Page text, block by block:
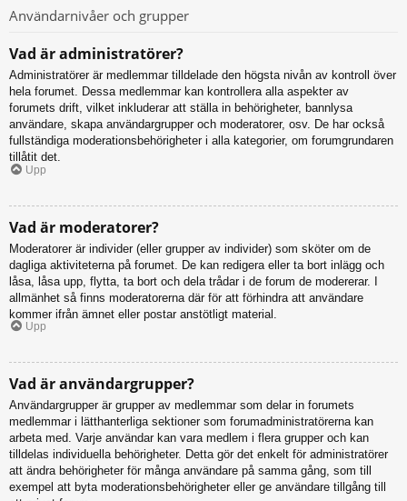
Användarnivåer och grupper
Vad är administratörer?
Administratörer är medlemmar tilldelade den högsta nivån av kontroll över
hela forumet. Dessa medlemmar kan kontrollera alla aspekter av
forumets drift, vilket inkluderar att ställa in behörigheter, bannlysa
användare, skapa användargrupper och moderatorer, osv. De har också
fullständiga moderationsbehörigheter i alla kategorier, om forumgrundaren
tillåtit det.
Upp
Vad är moderatorer?
Moderatorer är individer (eller grupper av individer) som sköter om de
dagliga aktiviteterna på forumet. De kan redigera eller ta bort inlägg och
låsa, låsa upp, flytta, ta bort och dela trådar i de forum de modererar. I
allmänhet så finns moderatorerna där för att förhindra att användare
kommer ifrån ämnet eller postar anstötligt material.
Upp
Vad är användargrupper?
Användargrupper är grupper av medlemmar som delar in forumets
medlemmar i lätthanterliga sektioner som forumadministratörerna kan
arbeta med. Varje användar kan vara medlem i flera grupper och kan
tilldelas individuella behörigheter. Detta gör det enkelt för administratörer
att ändra behörigheter för många användare på samma gång, som till
exempel att byta moderationsbehörigheter eller ge användare tillgång till